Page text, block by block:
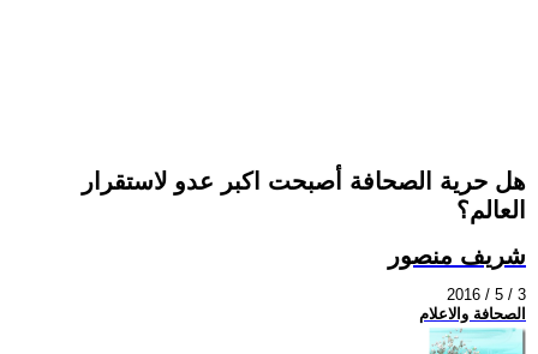
هل حرية الصحافة أصبحت اكبر عدو لاستقرار
العالم؟
شريف منصور
2016 / 5 / 3
الصحافة والاعلام